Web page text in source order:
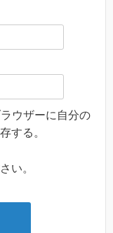
ウザーに自分の
する。
い。